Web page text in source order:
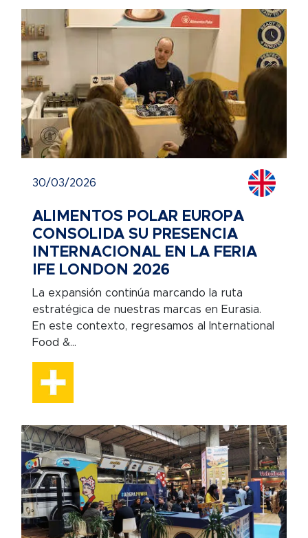
30/03/2026
ALIMENTOS POLAR EUROPA
CONSOLIDA SU PRESENCIA
INTERNACIONAL EN LA FERIA
IFE LONDON 2026
La expansión continúa marcando la ruta
estratégica de nuestras marcas en Eurasia.
En este contexto, regresamos al International
Food &...